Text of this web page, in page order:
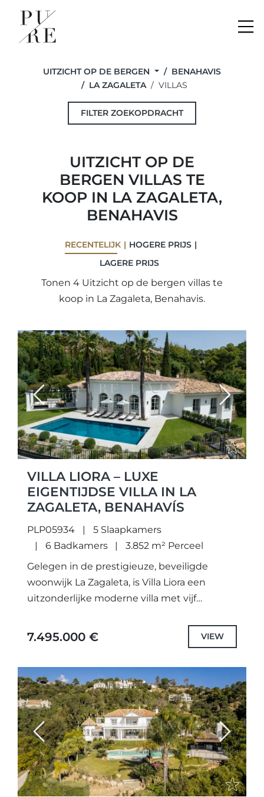
UITZICHT OP DE BERGEN
BENAHAVIS
LA ZAGALETA
VILLAS
FILTER ZOEKOPDRACHT
UITZICHT OP DE
BERGEN VILLAS TE
KOOP IN LA ZAGALETA,
BENAHAVIS
RECENTELIJK
HOGERE PRIJS
LAGERE PRIJS
Tonen 4 Uitzicht op de bergen villas te
koop in La Zagaleta, Benahavis.
Previous Next
VILLA LIORA – LUXE
EIGENTIJDSE VILLA IN LA
ZAGALETA, BENAHAVÍS
PLP05934
5 Slaapkamers
6 Badkamers
3.852 m² Perceel
Gelegen in de prestigieuze, beveiligde
woonwijk La Zagaleta, is Villa Liora een
uitzonderlijke moderne villa met vijf
gerenommeerde architectenbureau
Puroform. Deze recent opgeleverde woning
7.495.000 € VIEW
Previous Next